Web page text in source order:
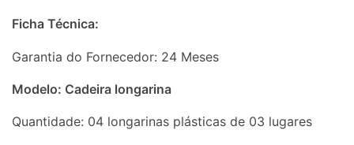
Ficha Técnica:
Garantia do Fornecedor: 24 Meses
Modelo: Cadeira longarina
Quantidade: 04 longarinas plásticas de 03 lugares